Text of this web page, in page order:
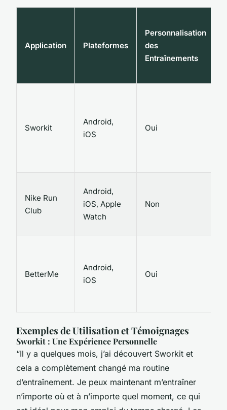
Application Plateformes
Personnalisation
des
Entraînements
Sworkit
Android,
iOS
Oui
Nike Run
Club
Android,
iOS, Apple
Watch
Non
BetterMe
Android,
iOS
Oui
Exemples de Utilisation et Témoignages
Sworkit : Une Expérience Personnelle
“Il y a quelques mois, j’ai découvert Sworkit et
cela a complètement changé ma routine
d’entraînement. Je peux maintenant m’entraîner
n’importe où et à n’importe quel moment, ce qui